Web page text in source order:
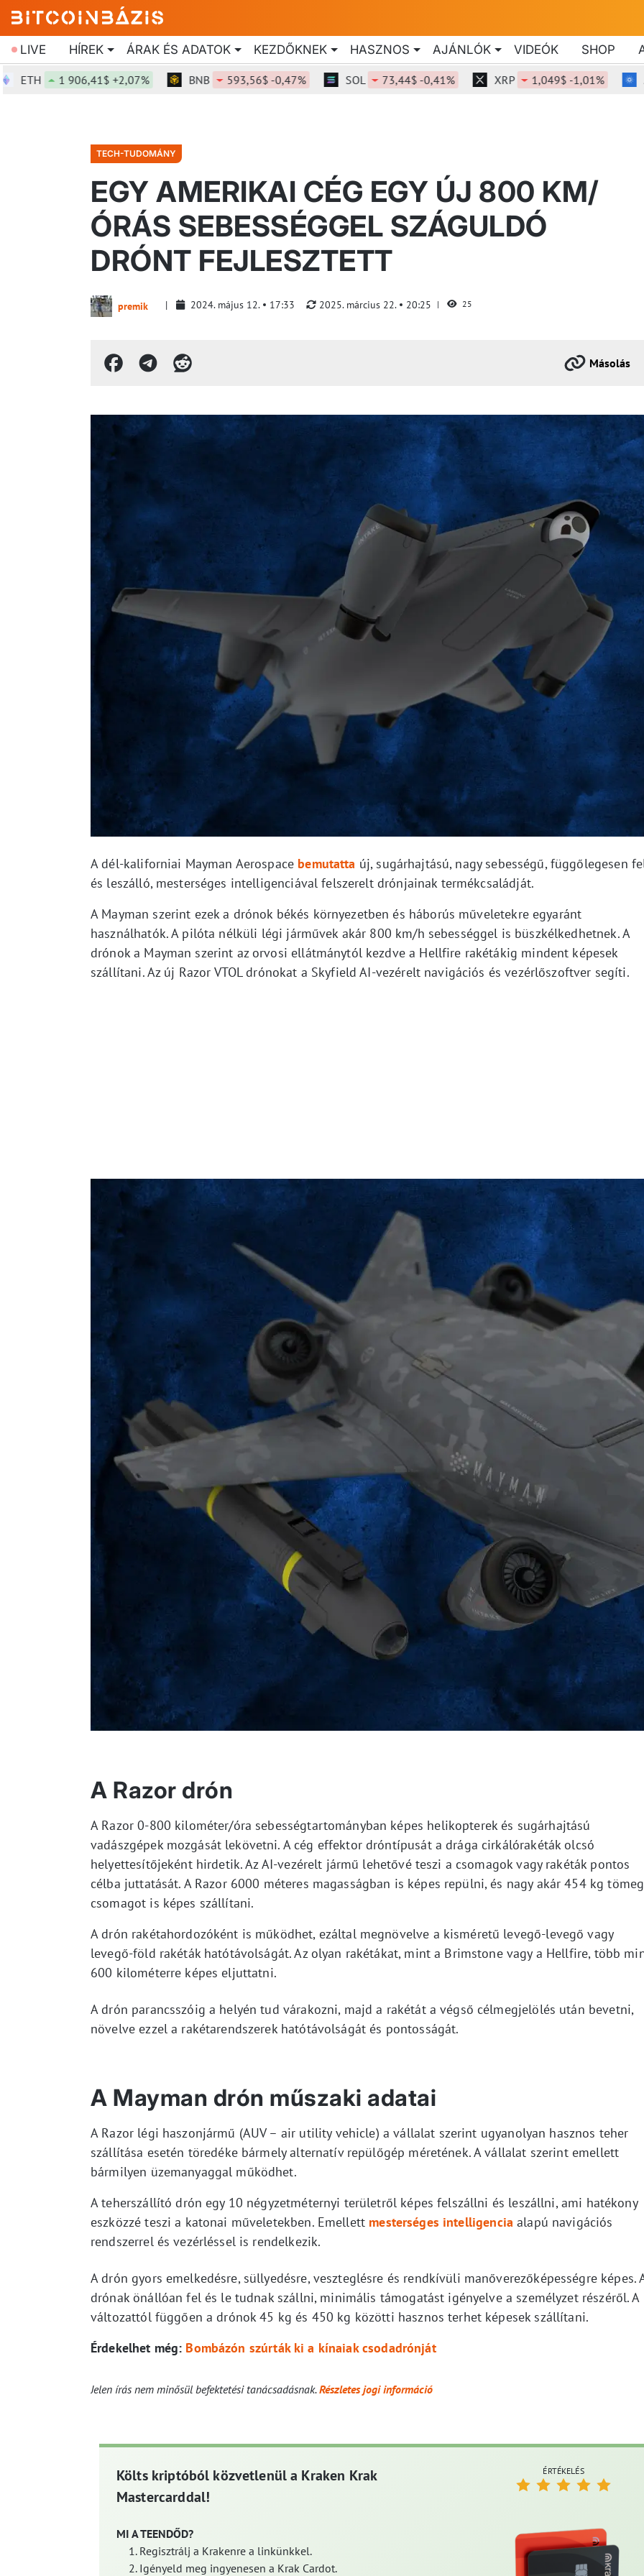
LIVE HÍREK ÁRAK ÉS ADATOK KEZDŐKNEK HASZNOS AJÁNLÓK VIDEÓK SHOP
1 906,41$ +2,07% BNB 593,56$ -0,47% SOL 73,44$ -0,41% XRP 1,049$ -1,01% ADA
TECH-TUDOMÁNY
EGY AMERIKAI CÉG EGY ÚJ 800 KM/
ÓRÁS SEBESSÉGGEL SZÁGULDÓ
DRÓNT FEJLESZTETT
premik 2024. május 12. 17:33 2025. március 22. 20:25 25
Másolás
A dél-kaliforniai Mayman Aerospace bemutatta új, sugárhajtású, nagy sebességű, függőlegesen
és leszálló, mesterséges intelligenciával felszerelt drónjainak termékcsaládját.
A Mayman szerint ezek a drónok békés környezetben és háborús műveletekre egyaránt
használhatók. A pilóta nélküli légi járművek akár 800 km/h sebességgel is büszkélkedhetnek. A
drónok a Mayman szerint az orvosi ellátmánytól kezdve a Hellfire rakétákig mindent képesek
szállítani. Az új Razor VTOL drónokat a Skyfield AI-vezérelt navigációs és vezérlőszoftver segíti.
A Razor drón
A Razor 0-800 kilométer/óra sebességtartományban képes helikopterek és sugárhajtású
vadászgépek mozgását lekövetni. A cég effektor dróntípusát a drága cirkálórakéták olcsó
helyettesítőjeként hirdetik. Az AI-vezérelt jármű lehetővé teszi a csomagok vagy rakéták pontos
célba juttatását. A Razor 6000 méteres magasságban is képes repülni, és nagy akár 454 kg
csomagot is képes szállítani.
A drón rakétahordozóként is működhet, ezáltal megnövelve a kisméretű levegő-levegő vagy
levegő-föld rakéták hatótávolságát. Az olyan rakétákat, mint a Brimstone vagy a Hellfire, több
600 kilométerre képes eljuttatni.
A drón parancsszóig a helyén tud várakozni, majd a rakétát a végső célmegjelölés után bevetni,
növelve ezzel a rakétarendszerek hatótávolságát és pontosságát.
A Mayman drón műszaki adatai
A Razor légi haszonjármű (AUV – air utility vehicle) a vállalat szerint ugyanolyan hasznos teher
szállítása esetén töredéke bármely alternatív repülőgép méretének. A vállalat szerint emellett
bármilyen üzemanyaggal működhet.
A teherszállító drón egy 10 négyzetméternyi területről képes felszállni és leszállni, ami hatékony
eszközzé teszi a katonai műveletekben. Emellett mesterséges intelligencia alapú navigációs
rendszerrel és vezérléssel is rendelkezik.
A drón gyors emelkedésre, süllyedésre, veszteglésre és rendkívüli manőverezőképességre képes.
drónak önállóan fel és le tudnak szállni, minimális támogatást igényelve a személyzet részéről. A
változattól függően a drónok 45 kg és 450 kg közötti hasznos terhet képesek szállítani.
Érdekelhet még: Bombázón szúrták ki a kínaiak csodadrónját
Jelen írás nem minősül befektetési tanácsadásnak.Részletes jogi információ
Költs kriptóból közvetlenül a Kraken Krak
Mastercarddal!
MI A TEENDŐD?
Regisztrálj a Krakenre a linkünkkel.
Igényeld meg ingyenesen a Krak Cardot.
ÉRTÉKELÉS